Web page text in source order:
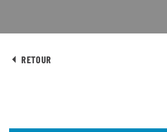
RETOUR